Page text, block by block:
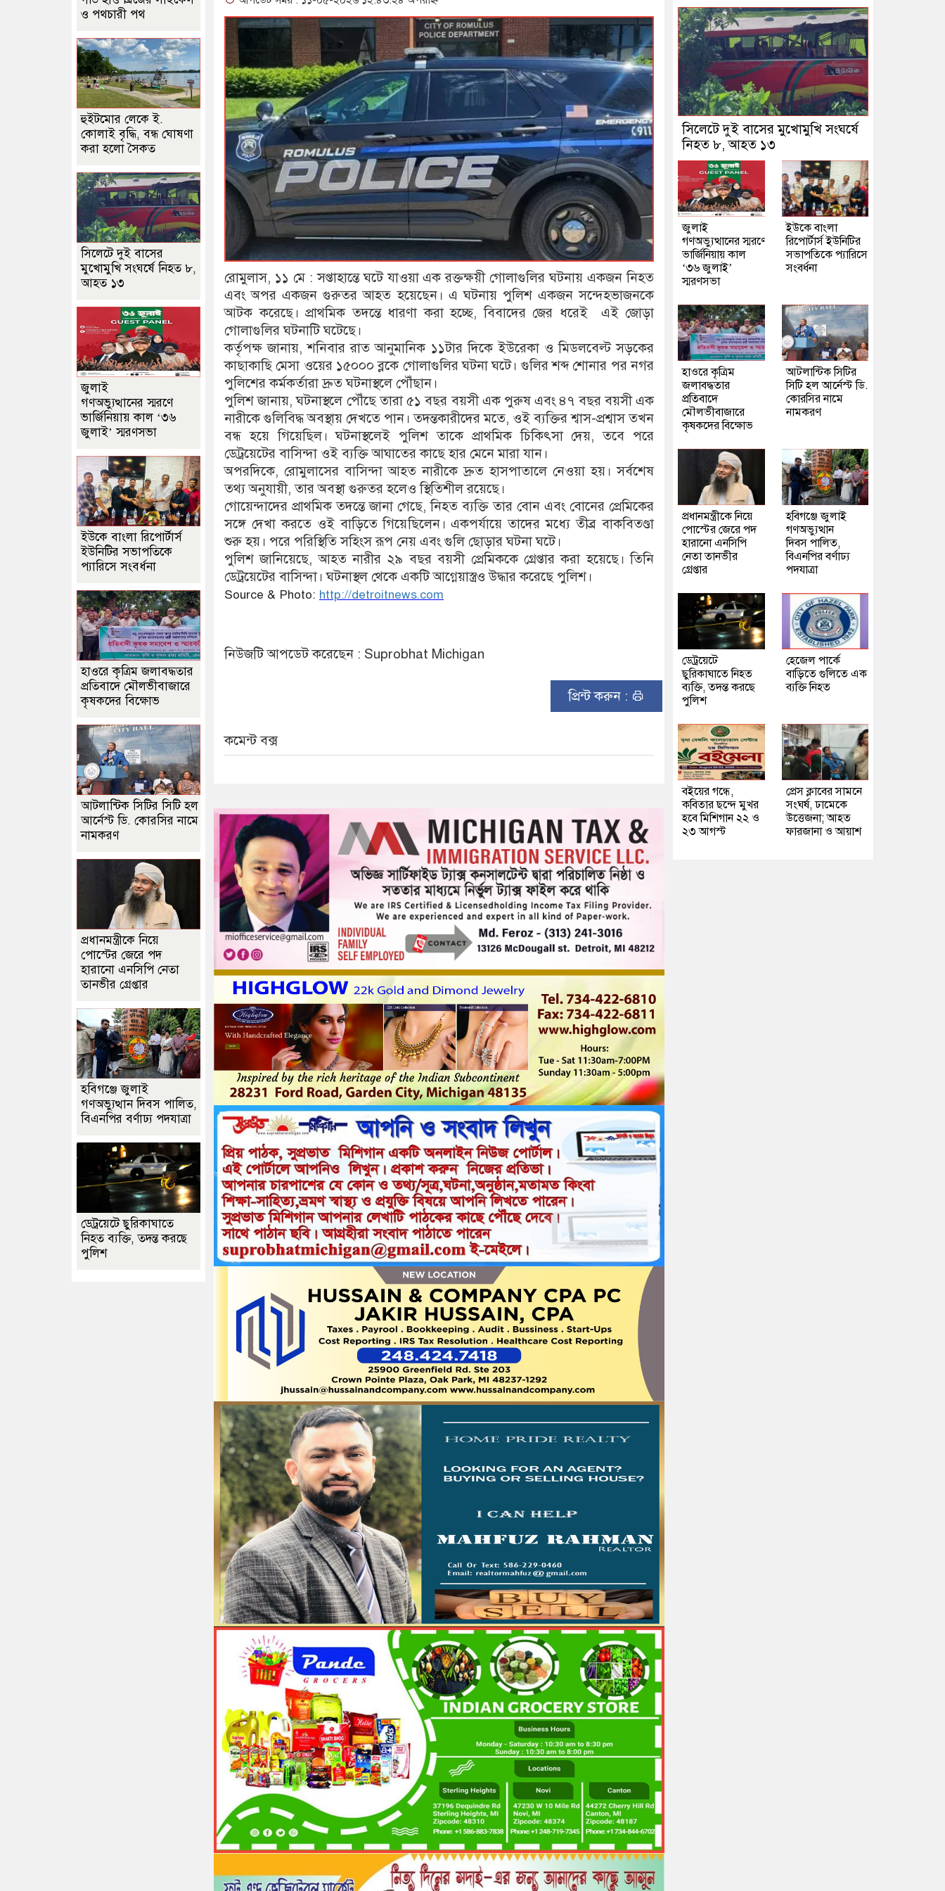
রোমুলাস, ১১ মে : সপ্তাহান্তে ঘটে যাওয়া এক রক্তক্ষয়ী গোলাগুলির ঘটনায় একজন নিহত
এবং অপর একজন গুরুতর আহত হয়েছেন। এ ঘটনায় পুলিশ একজন সন্দেহভাজনকে
আটক করেছে। প্রাথমিক তদন্তে ধারণা করা হচ্ছে, বিবাদের জের ধরেই এই জোড়া
গোলাগুলির ঘটনাটি ঘটেছে।
কর্তৃপক্ষ জানায়, শনিবার রাত আনুমানিক ১১টার দিকে ইউরেকা ও মিডলবেল্ট সড়কের
কাছাকাছি মেসা ওয়ের ১৫০০০ ব্লকে গোলাগুলির ঘটনা ঘটে। গুলির শব্দ শোনার পর নগর
পুলিশের কর্মকর্তারা দ্রুত ঘটনাস্থলে পৌঁছান।
পুলিশ জানায়, ঘটনাস্থলে পৌঁছে তারা ৫১ বছর বয়সী এক পুরুষ এবং ৪৭ বছর বয়সী এক
নারীকে গুলিবিদ্ধ অবস্থায় দেখতে পান। তদন্তকারীদের মতে, ওই ব্যক্তির শ্বাস-প্রশ্বাস তখন
বন্ধ হয়ে গিয়েছিল। ঘটনাস্থলেই পুলিশ তাকে প্রাথমিক চিকিৎসা দেয়, তবে পরে
ডেট্রয়েটের বাসিন্দা ওই ব্যক্তি আঘাতের কাছে হার মেনে মারা যান।
অপরদিকে, রোমুলাসের বাসিন্দা আহত নারীকে দ্রুত হাসপাতালে নেওয়া হয়। সর্বশেষ
তথ্য অনুযায়ী, তার অবস্থা গুরুতর হলেও স্থিতিশীল রয়েছে।
গোয়েন্দাদের প্রাথমিক তদন্তে জানা গেছে, নিহত ব্যক্তি তার বোন এবং বোনের প্রেমিকের
সঙ্গে দেখা করতে ওই বাড়িতে গিয়েছিলেন। একপর্যায়ে তাদের মধ্যে তীব্র বাকবিতণ্ডা
শুরু হয়। পরে পরিস্থিতি সহিংস রূপ নেয় এবং গুলি ছোড়ার ঘটনা ঘটে।
পুলিশ জানিয়েছে, আহত নারীর ২৯ বছর বয়সী প্রেমিককে গ্রেপ্তার করা হয়েছে। তিনি
ডেট্রয়েটের বাসিন্দা। ঘটনাস্থল থেকে একটি আগ্নেয়াস্ত্রও উদ্ধার করেছে পুলিশ।
Source & Photo: http://detroitnews.com
নিউজটি আপডেট করেছেন : Suprobhat Michigan
প্রিন্ট করুন :
কমেন্ট বক্স
ও পথচারী পথ
হুইটমোর লেকে ই.
কোলাই বৃদ্ধি, বন্ধ ঘোষণা
করা হলো সৈকত
সিলেটে দুই বাসের
মুখোমুখি সংঘর্ষে নিহত ৮,
আহত ১৩
জুলাই
গণঅভ্যুত্থানের স্মরণে
ভার্জিনিয়ায় কাল ‘৩৬
জুলাই’ স্মরণসভা
ইউকে বাংলা রিপোর্টার্স
ইউনিটির সভাপতিকে
প্যারিসে সংবর্ধনা
হাওরে কৃত্রিম জলাবদ্ধতার
প্রতিবাদে মৌলভীবাজারে
কৃষকদের বিক্ষোভ
আটলান্টিক সিটির সিটি হল
আর্নেস্ট ডি. কোরসির নামে
নামকরণ
প্রধানমন্ত্রীকে নিয়ে
পোস্টের জেরে পদ
হারানো এনসিপি নেতা
তানভীর গ্রেপ্তার
হবিগঞ্জে জুলাই
গণঅভ্যুত্থান দিবস পালিত,
বিএনপির বর্ণাঢ্য পদযাত্রা
ডেট্রয়েটে ছুরিকাঘাতে
নিহত ব্যক্তি, তদন্ত করছে
পুলিশ
সিলেটে দুই বাসের মুখোমুখি সংঘর্ষে
নিহত ৮, আহত ১৩
জুলাই
গণঅভ্যুত্থানের স্মরণে
ভার্জিনিয়ায় কাল
‘৩৬ জুলাই’
স্মরণসভা
ইউকে বাংলা
রিপোর্টার্স ইউনিটির
সভাপতিকে প্যারিসে
সংবর্ধনা
হাওরে কৃত্রিম
জলাবদ্ধতার
প্রতিবাদে
মৌলভীবাজারে
কৃষকদের বিক্ষোভ
আটলান্টিক সিটির
সিটি হল আর্নেস্ট ডি.
কোরসির নামে
নামকরণ
প্রধানমন্ত্রীকে নিয়ে
পোস্টের জেরে পদ
হারানো এনসিপি
নেতা তানভীর
গ্রেপ্তার
হবিগঞ্জে জুলাই
গণঅভ্যুত্থান
দিবস পালিত,
বিএনপির বর্ণাঢ্য
পদযাত্রা
ডেট্রয়েটে
ছুরিকাঘাতে নিহত
ব্যক্তি, তদন্ত করছে
পুলিশ
হেজেল পার্কে
বাড়িতে গুলিতে এক
ব্যক্তি নিহত
বইয়ের গন্ধে,
কবিতার ছন্দে মুখর
হবে মিশিগান ২২ ও
২৩ আগস্ট
প্রেস ক্লাবের সামনে
সংঘর্ষ, ঢামেকে
উত্তেজনা; আহত
ফারজানা ও আয়াশ